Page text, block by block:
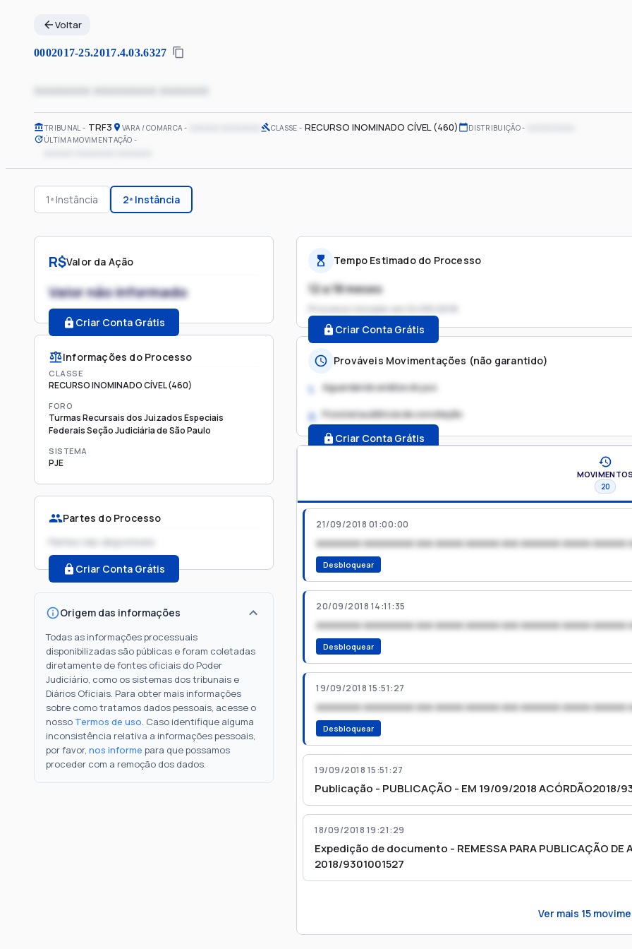
Voltar
0002017-25.2017.4.03.6327
xxxxxxxx xxxxxxxxx xxxxxxx
TRIBUNAL TRF3 VARA / COMARCA CLASSE RECURSO INOMINADO CÍVEL (460) DISTRIBUIÇÃO
ÚLTIMA MOVIMENTAÇÃO
1ª Instância 2ª Instância
R$Valor da Ação
Valor não informado
Criar Conta Grátis
Informações do Processo
CLASSE
RECURSO INOMINADO CÍVEL (460)
FORO
Turmas Recursais dos Juizados Especiais
Federais Seção Judiciária de São Paulo
SISTEMA
PJE
Partes do Processo
Partes não disponíveis
Criar Conta Grátis
Origem das informações
Todas as informações processuais
disponibilizadas são públicas e foram coletadas
diretamente de fontes oficiais do Poder
Judiciário, como os sistemas dos tribunais e
Diários Oficiais. Para obter mais informações
sobre como tratamos dados pessoais, acesse o
nosso Termos de uso. Caso identifique alguma
inconsistência relativa a informações pessoais,
por favor, nos informe para que possamos
proceder com a remoção dos dados.
Tempo Estimado do Processo
12 a 18 meses
Processo iniciado em
Criar Conta Grátis
Prováveis Movimentações (não garantido)
1. Aguardando análise do juiz
2. Possível audiência de conciliação
Criar Conta Grátis
MOVIMENTOS
20
21/09/2018 01:00:00
xxxxxxxx xxxxxxxxx xxx xxxxx xxxxxx xxx xxxxxxx xxxxx xxxxxx
Desbloquear
20/09/2018 14:11:35
xxxxxxxx xxxxxxxxx xxx xxxxx xxxxxx xxx xxxxxxx xxxxx xxxxxx
Desbloquear
19/09/2018 15:51:27
xxxxxxxx xxxxxxxxx xxx xxxxx xxxxxx xxx xxxxxxx xxxxx xxxxxx
Desbloquear
19/09/2018 15:51:27
Publicação - PUBLICAÇÃO - EM 19/09/2018 ACÓRDÃO2018/
18/09/2018 19:21:29
Expedição de documento - REMESSA PARA PUBLICAÇÃO DE
2018/9301001527
Ver mais 15